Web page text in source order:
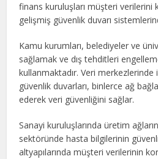
finans kuruluşları müşteri verilerini
gelişmiş güvenlik duvarı
Kamu kurumları, belediyeler ve
sağlamak ve dış tehditleri
kullanmaktadır. Veri merkezlerinde
güvenlik duvarları, binlerce ağ
ederek veri güvenliğini sağlar.
Sanayi kuruluşlarında üretim
sektöründe hasta bilgilerinin
altyapılarında müşteri verilerinin